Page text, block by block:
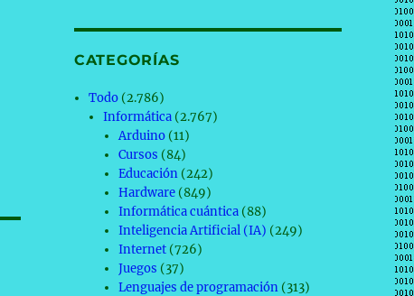
CATEGORÍAS
Todo (2.786)
Informática (2.767)
Arduino(11)
Cursos (84)
Educación(242)
Hardware(849)
Informática cuántica(88)
Inteligencia Artificial (IA) (249)
Internet(726)
Juegos (37)
Lenguajes de programación(313)